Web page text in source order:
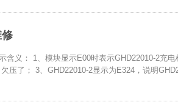
含义： 1、模块显示E00时表示GHD22010-2充
压了； 3、GHD22010-2显示为E324，说明